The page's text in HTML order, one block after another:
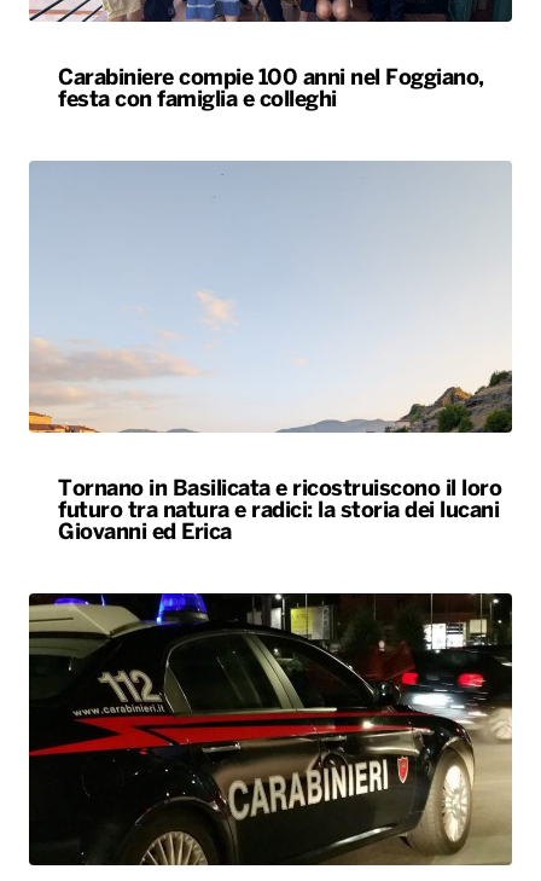
Carabiniere compie 100 anni nel Foggiano,
festa con famiglia e colleghi
Tornano in Basilicata e ricostruiscono il loro
futuro tra natura e radici: la storia dei lucani
Giovanni ed Erica